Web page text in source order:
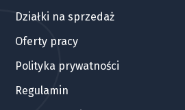
Działki na sprzedaż
Oferty pracy
Polityka prywatności
Regulamin